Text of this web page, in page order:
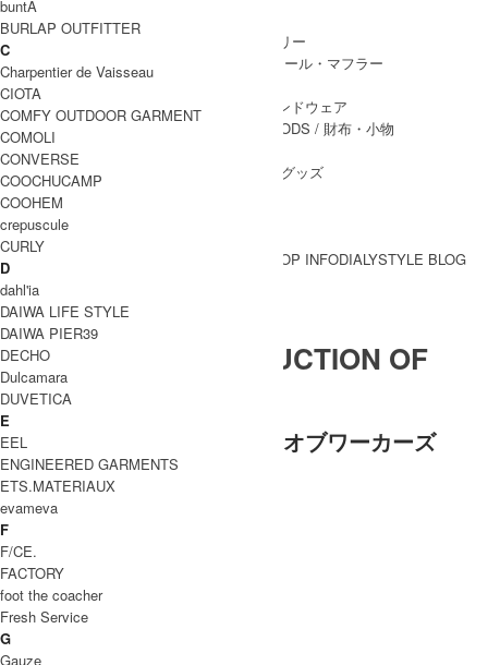
BAG
ACCESSARY
/ アクセサリー
/ ストール・マフラー
LEG WEAR
HAND WEAR
/ 手袋・ハンドウェア
WALLET&GENERAL GOODS / 財布・小物
/ その他グッズ
BRAND一覧
BRAND一覧
SHOP INFODIALYSTYLE BLOG
GARMENT REPRODUCTION OF
WORKERS
ガーメントリプロダクションオブワーカーズ
WOMEN
アウター
トップス
パンツ
スカート
ワンピース
MEN
アウター
トップス
buntA
BURLAP OUTFITTER
C
Charpentier de Vaisseau
CIOTA
COMFY OUTDOOR GARMENT
COMOLI
CONVERSE
COOCHUCAMP
COOHEM
crepuscule
CURLY
D
dahl'ia
DAIWA LIFE STYLE
DAIWA PIER39
DECHO
Dulcamara
DUVETICA
E
EEL
ENGINEERED GARMENTS
ETS.MATERIAUX
evameva
F
F/CE.
FACTORY
foot the coacher
Fresh Service
G
Gauze